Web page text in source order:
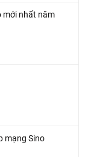
mới nhất năm
mạng Sino